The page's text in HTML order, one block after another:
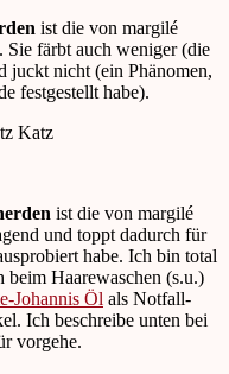
ist die von margilé
färbt auch weniger (die
juckt nicht (ein Phänomen,
festgestellt habe).
ist die von margilé
und toppt dadurch für
habe. Ich bin total
beim Haarewaschen (s.u.)
Johannis Öl als Notfall-
Ich beschreibe unten bei
vorgehe.